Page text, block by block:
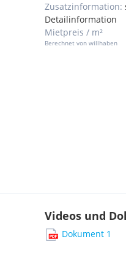
Zusatzinformation:
Detailinformation
Mietpreis / m²
Berechnet von willhaben
Videos und
Dokument 1